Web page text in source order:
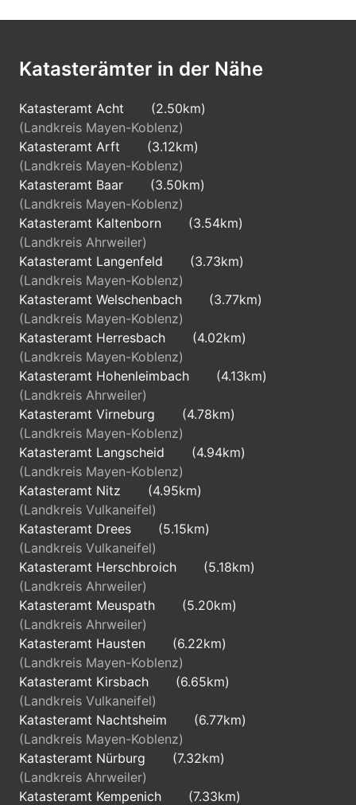
Katasterämter in der Nähe
Katasteramt Acht
(2.50km)
(Landkreis Mayen-Koblenz)
Katasteramt Arft
(3.12km)
(Landkreis Mayen-Koblenz)
Katasteramt Baar
(3.50km)
(Landkreis Mayen-Koblenz)
Katasteramt Kaltenborn
(3.54km)
(Landkreis Ahrweiler)
Katasteramt Langenfeld
(3.73km)
(Landkreis Mayen-Koblenz)
Katasteramt Welschenbach
(3.77km)
(Landkreis Mayen-Koblenz)
Katasteramt Herresbach
(4.02km)
(Landkreis Mayen-Koblenz)
Katasteramt Hohenleimbach
(4.13km)
(Landkreis Ahrweiler)
Katasteramt Virneburg
(4.78km)
(Landkreis Mayen-Koblenz)
Katasteramt Langscheid
(4.94km)
(Landkreis Mayen-Koblenz)
Katasteramt Nitz
(4.95km)
(Landkreis Vulkaneifel)
Katasteramt Drees
(5.15km)
(Landkreis Vulkaneifel)
Katasteramt Herschbroich
(5.18km)
(Landkreis Ahrweiler)
Katasteramt Meuspath
(5.20km)
(Landkreis Ahrweiler)
Katasteramt Hausten
(6.22km)
(Landkreis Mayen-Koblenz)
Katasteramt Kirsbach
(6.65km)
(Landkreis Vulkaneifel)
Katasteramt Nachtsheim
(6.77km)
(Landkreis Mayen-Koblenz)
Katasteramt Nürburg
(7.32km)
(Landkreis Ahrweiler)
Katasteramt Kempenich
(7.33km)